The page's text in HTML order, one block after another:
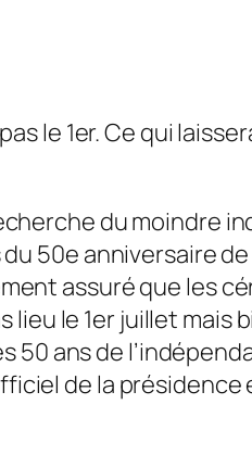
le 1er. Ce qui
du moindre
50e anniversaire
assuré que les
le 1er juillet mais
ans de
de la